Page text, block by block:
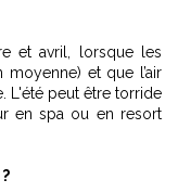
et avril, lorsque les
et que l’air
L'été peut être torride
en spa ou en resort